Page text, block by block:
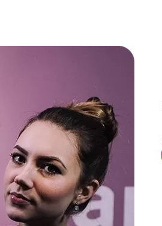
значительное количество
инструментов и
по ремонту макбук
силы.
все функции устройства,
после ремонта.
на MacBook Air 13
требует
устройства.
качественный
надежность и